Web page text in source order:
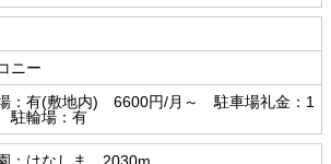
ニー
：有(敷地内) 6600円/月～ 駐車場礼金：1
駐輪場：有
：はなしま 2030m